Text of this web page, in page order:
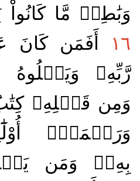
وَبَٰطِلٞ مَّا
١٦
أَفَمَن كَانَ
رَّبِّهِۦ
وَمِن قَبۡلِهِۦ
وَرَحۡمَةًۚ
بِهِۦۚ وَمَن